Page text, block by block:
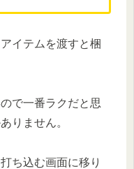
イテムを渡すと梱
で一番ラクだと思
りません。
ち込む画面に移り